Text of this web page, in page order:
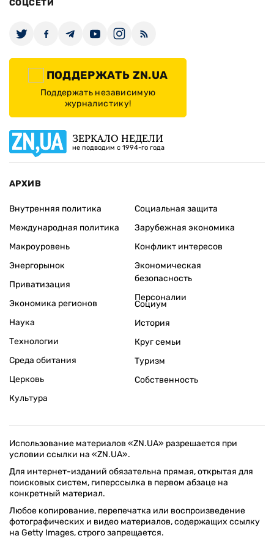
СОЦСЕТИ
ПОДДЕРЖАТЬ ZN.UA
Поддержать независимую
журналистику!
ЗЕРКАЛО НЕДЕЛИ
не подводим с 1994-го года
АРХИВ
Внутренняя политика
Международная политика
Макроуровень
Энергорынок
Приватизация
Экономика регионов
Социальная защита
Зарубежная экономика
Конфликт интересов
Экономическая
безопасность
Персоналии
Наука
Технологии
Среда обитания
Церковь
Культура
Социум
История
Круг семьи
Туризм
Собственность
Использование материалов «ZN.UA» разрешается при
условии ссылки на «ZN.UA».
Для интернет-изданий обязательна прямая, открытая для
поисковых систем, гиперссылка в первом абзаце на
конкретный материал.
Любое копирование, перепечатка или воспроизведение
фотографических и видео материалов, содержащих ссылку
на Getty Images, строго запрещается.